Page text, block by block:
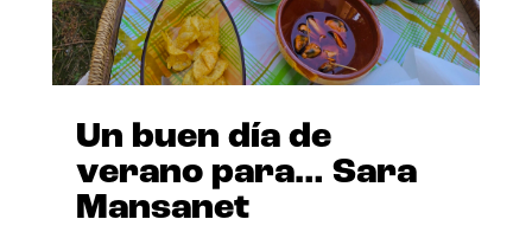
Un buen día de
verano para… Sara
Mansanet